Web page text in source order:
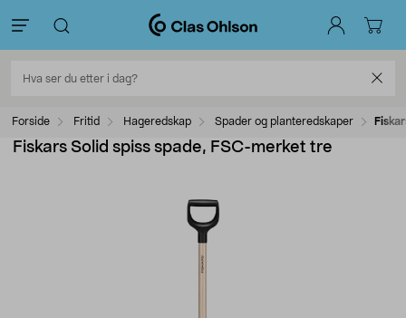
Forside Fritid Hageredskap Spader og planteredskaper
Fiskars Solid spiss spade, FSC-merket tre